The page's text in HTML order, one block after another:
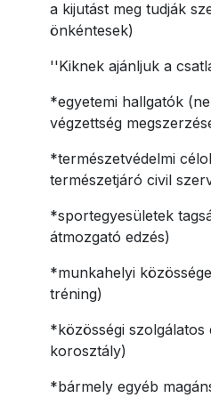
a kijutást meg tudják
önkéntesek)
''Kiknek ajánljuk a
*egyetemi hallgatók
végzettség
*természetvédelmi
természetjáró civil
*sportegyesületek
átmozgató edzés)
*munkahelyi
tréning)
*közösségi szolgálatos
korosztály)
*bármely egyéb